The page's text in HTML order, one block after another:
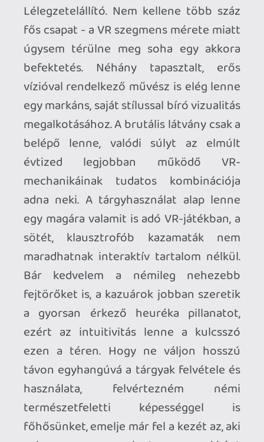
"You are dead!" feliratot a stáblista
legördülése előtt. A mágia mellett
természetesen helyet követelnének
maguknak a kardok, fejszék, buzogányok
is. Ezen a területen is próbálnék valami
igazán maradandót alkotni, arra
törekednénk hogy minden fegyvernek
súlya legyen, érezze a virtuális harcos, ha
lesújt, ha hárít egy csapást és
összeütközik a két penge...vagy ha teljes
erőből lecsapja egy csontváz fejét.
Ja, és tudjátok mitől lenne ez a játék
szenzációs? Nem a telekinézistől, nem a
logikai feladványaitól, nem a harc- és
fizikai rendszerétől. Hanem attól, hogy
nem veszi komolyan magát egyetlen
pillanatra sem, miközben mi a szívüket-
lelküket, minden tudásunkat és
képességünket, humorérzékünket
nagyon is komolyan beletennénk. Már a
játék menüjét látva mindenki számára
nyilvánvaló lenne, hogy ezt bizony